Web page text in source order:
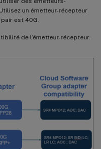
un émetteur-récepteur
est 40G.
de l’émetteur-récepteur.